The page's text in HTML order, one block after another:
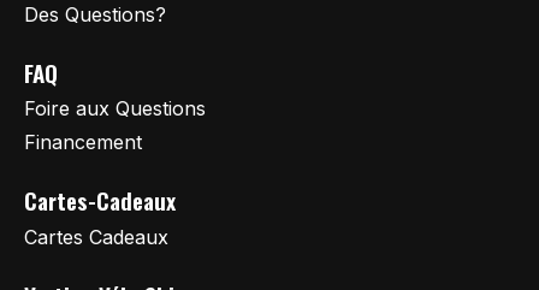
Des Questions?
FAQ
Foire aux Questions
Financement
Cartes-Cadeaux
Cartes Cadeaux